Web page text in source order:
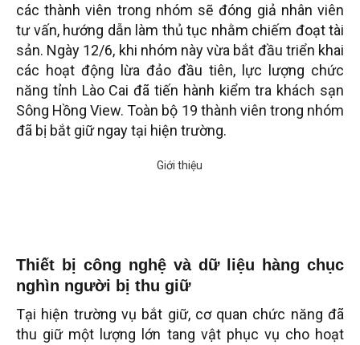
các thành viên trong nhóm sẽ đóng giả nhân viên
tư vấn, hướng dẫn làm thủ tục nhằm chiếm đoạt tài
sản. Ngày 12/6, khi nhóm này vừa bắt đầu triển khai
các hoạt động lừa đảo đầu tiên, lực lượng chức
năng tỉnh Lào Cai đã tiến hành kiểm tra khách sạn
Sông Hồng View. Toàn bộ 19 thành viên trong nhóm
đã bị bắt giữ ngay tại hiện trường.
Thiết bị công nghệ và dữ liệu hàng chục
nghìn người bị thu giữ
Tại hiện trường vụ bắt giữ, cơ quan chức năng đã
thu giữ một lượng lớn tang vật phục vụ cho hoạt